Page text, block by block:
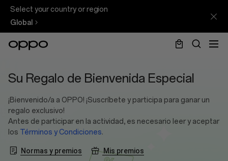
Select your country or region
Global
Gift
Su Regalo de Bienvenida Especial
¡Bienvenido/a a OPPO! ¡Suscríbete y participa para ganar un
regalo exclusivo!
Antes de participar en la actividad, es necesario leer y aceptar
los Términos y Condiciones.
Normas y premios Mis premios